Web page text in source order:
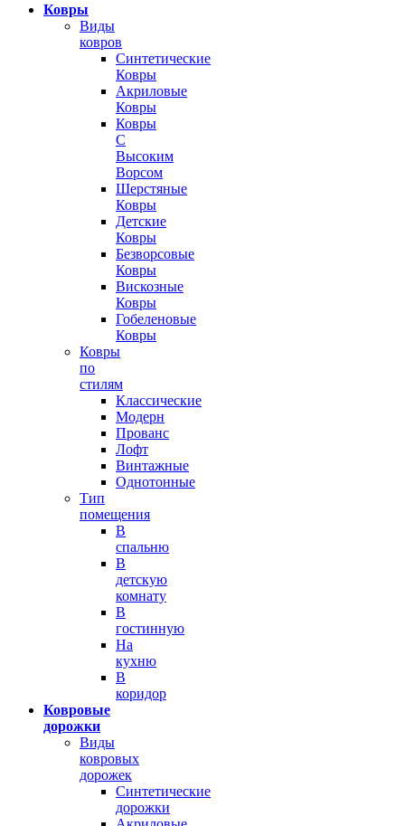
Ковры
Виды
ковров
Синтетические
Ковры
Акриловые
Ковры
Ковры
С
Высоким
Ворсом
Шерстяные
Ковры
Детские
Ковры
Безворсовые
Ковры
Вискозные
Ковры
Гобеленовые
Ковры
Ковры
по
стилям
Классические
Модерн
Прованс
Лофт
Винтажные
Однотонные
Тип
помещения
В
спальню
В
детскую
комнату
В
гостинную
На
кухню
В
коридор
Ковровые
дорожки
Виды
ковровых
дорожек
Синтетические
дорожки